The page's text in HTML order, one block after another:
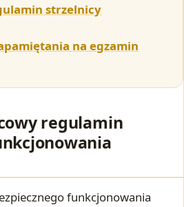
strzelnicy
na egzamin
regulamin
funkcjonowania